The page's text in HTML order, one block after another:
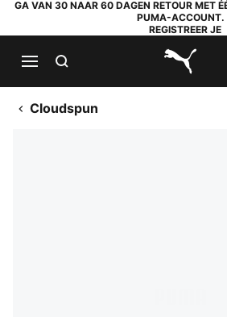
GA VAN 30 NAAR 60 DAGEN RETOUR MET
PUMA-ACCOUNT.
REGISTREER JE
Cloudspun